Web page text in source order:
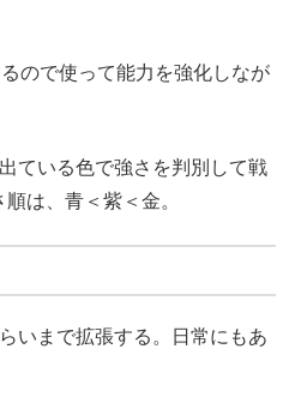
ので使って能力を強化しなが
ている色で強さを判別して戦
は、青＜紫＜金。
いまで拡張する。日常にもあ